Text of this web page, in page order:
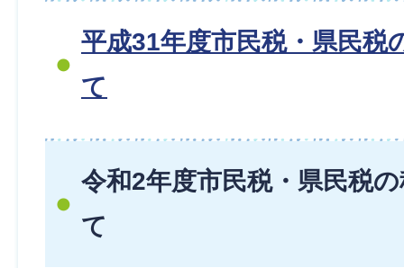
平成31年度市民税・県民税
て
令和2年度市民税・県民税
て